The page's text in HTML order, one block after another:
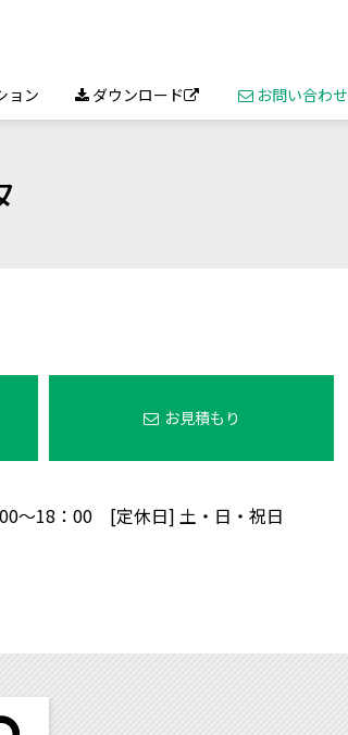
ョン  ダウンロード  お問い合わせ
お見積もり
〜18：00 [定休日] 土・日・祝日